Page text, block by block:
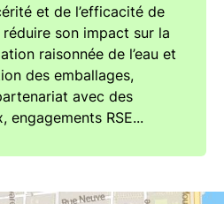
et de l’efficacité de
son impact sur la
raisonnée de l’eau et
des emballages,
avec des
engagements RSE...